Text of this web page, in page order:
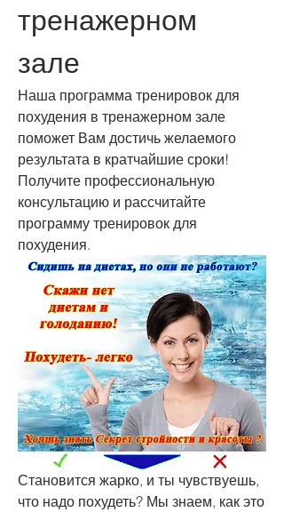
тренажерном
зале
Наша программа тренировок для
похудения в тренажерном зале
поможет Вам достичь желаемого
результата в кратчайшие сроки!
Получите профессиональную
консультацию и рассчитайте
программу тренировок для
похудения.
Становится жарко, и ты чувствуешь,
что надо похудеть? Мы знаем, как это